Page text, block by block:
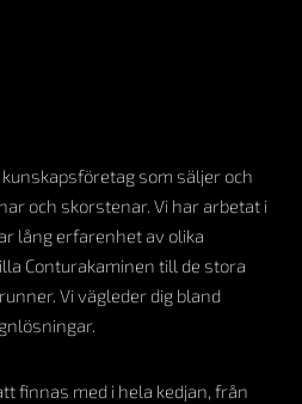
som säljer och
och skorstenar. Vi har arbetat i
lång erfarenhet av olika
Conturakaminen till de stora
Vi vägleder dig bland
finnas med i hela kedjan, från